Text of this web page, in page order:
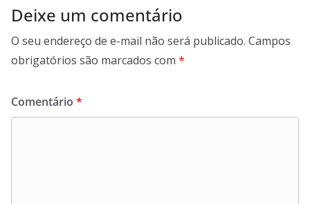
Deixe um comentário
O seu endereço de e-mail não será publicado. Campos
obrigatórios são marcados com *
Comentário *